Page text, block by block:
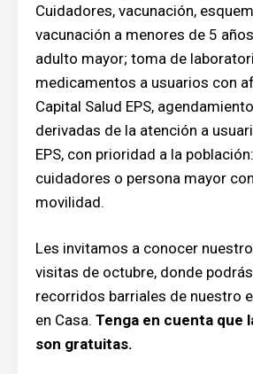
Cuidadores, vacunación,
vacunación a menores de 5
adulto mayor; toma de
medicamentos a usuarios con
Capital Salud EPS,
derivadas de la atención a
EPS, con prioridad a la
cuidadores o persona mayor
movilidad.
Les invitamos a conocer
visitas de octubre, donde
recorridos barriales de nuestro
en Casa. Tenga en cuenta que
son gratuitas.